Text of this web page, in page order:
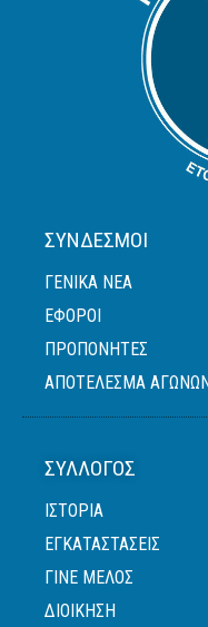
ΣΎΝΔΕΣΜΟΙ
ΓΕΝΙΚΆ ΝΈΑ
ΈΦΟΡΟΙ
ΠΡΟΠΟΝΗΤΈΣ
ΑΠΟΤΕΛΕΣΜΑ ΑΓΩΝΩΝ
ΣΎΛΛΟΓΟΣ
ΙΣΤΟΡΙΑ
ΕΓΚΑΤΑΣΤΑΣΕΙΣ
ΓΙΝΕ ΜΕΛΟΣ
ΔΙΟΙΚΗΣΗ